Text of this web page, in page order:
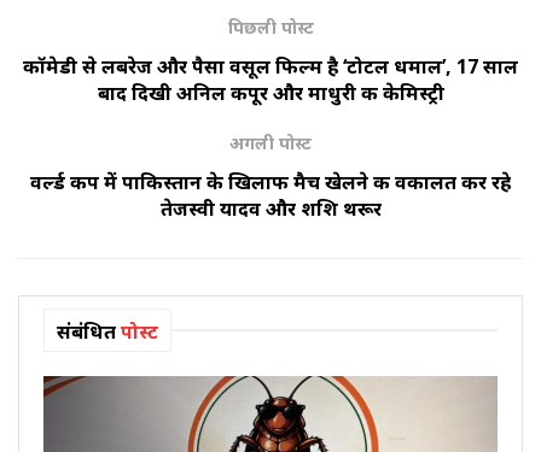
पिछली पोस्ट
कॉमेडी से लबरेज और पैसा वसूल फिल्म है ‘टोटल धमाल’, 17 साल
बाद दिखी अनिल कपूर और माधुरी की केमिस्ट्री
अगली पोस्ट
वर्ल्ड कप में पाकिस्तान के खिलाफ मैच खेलने की वकालत कर रहे
तेजस्वी यादव और शशि थरूर
संबंधितपोस्ट